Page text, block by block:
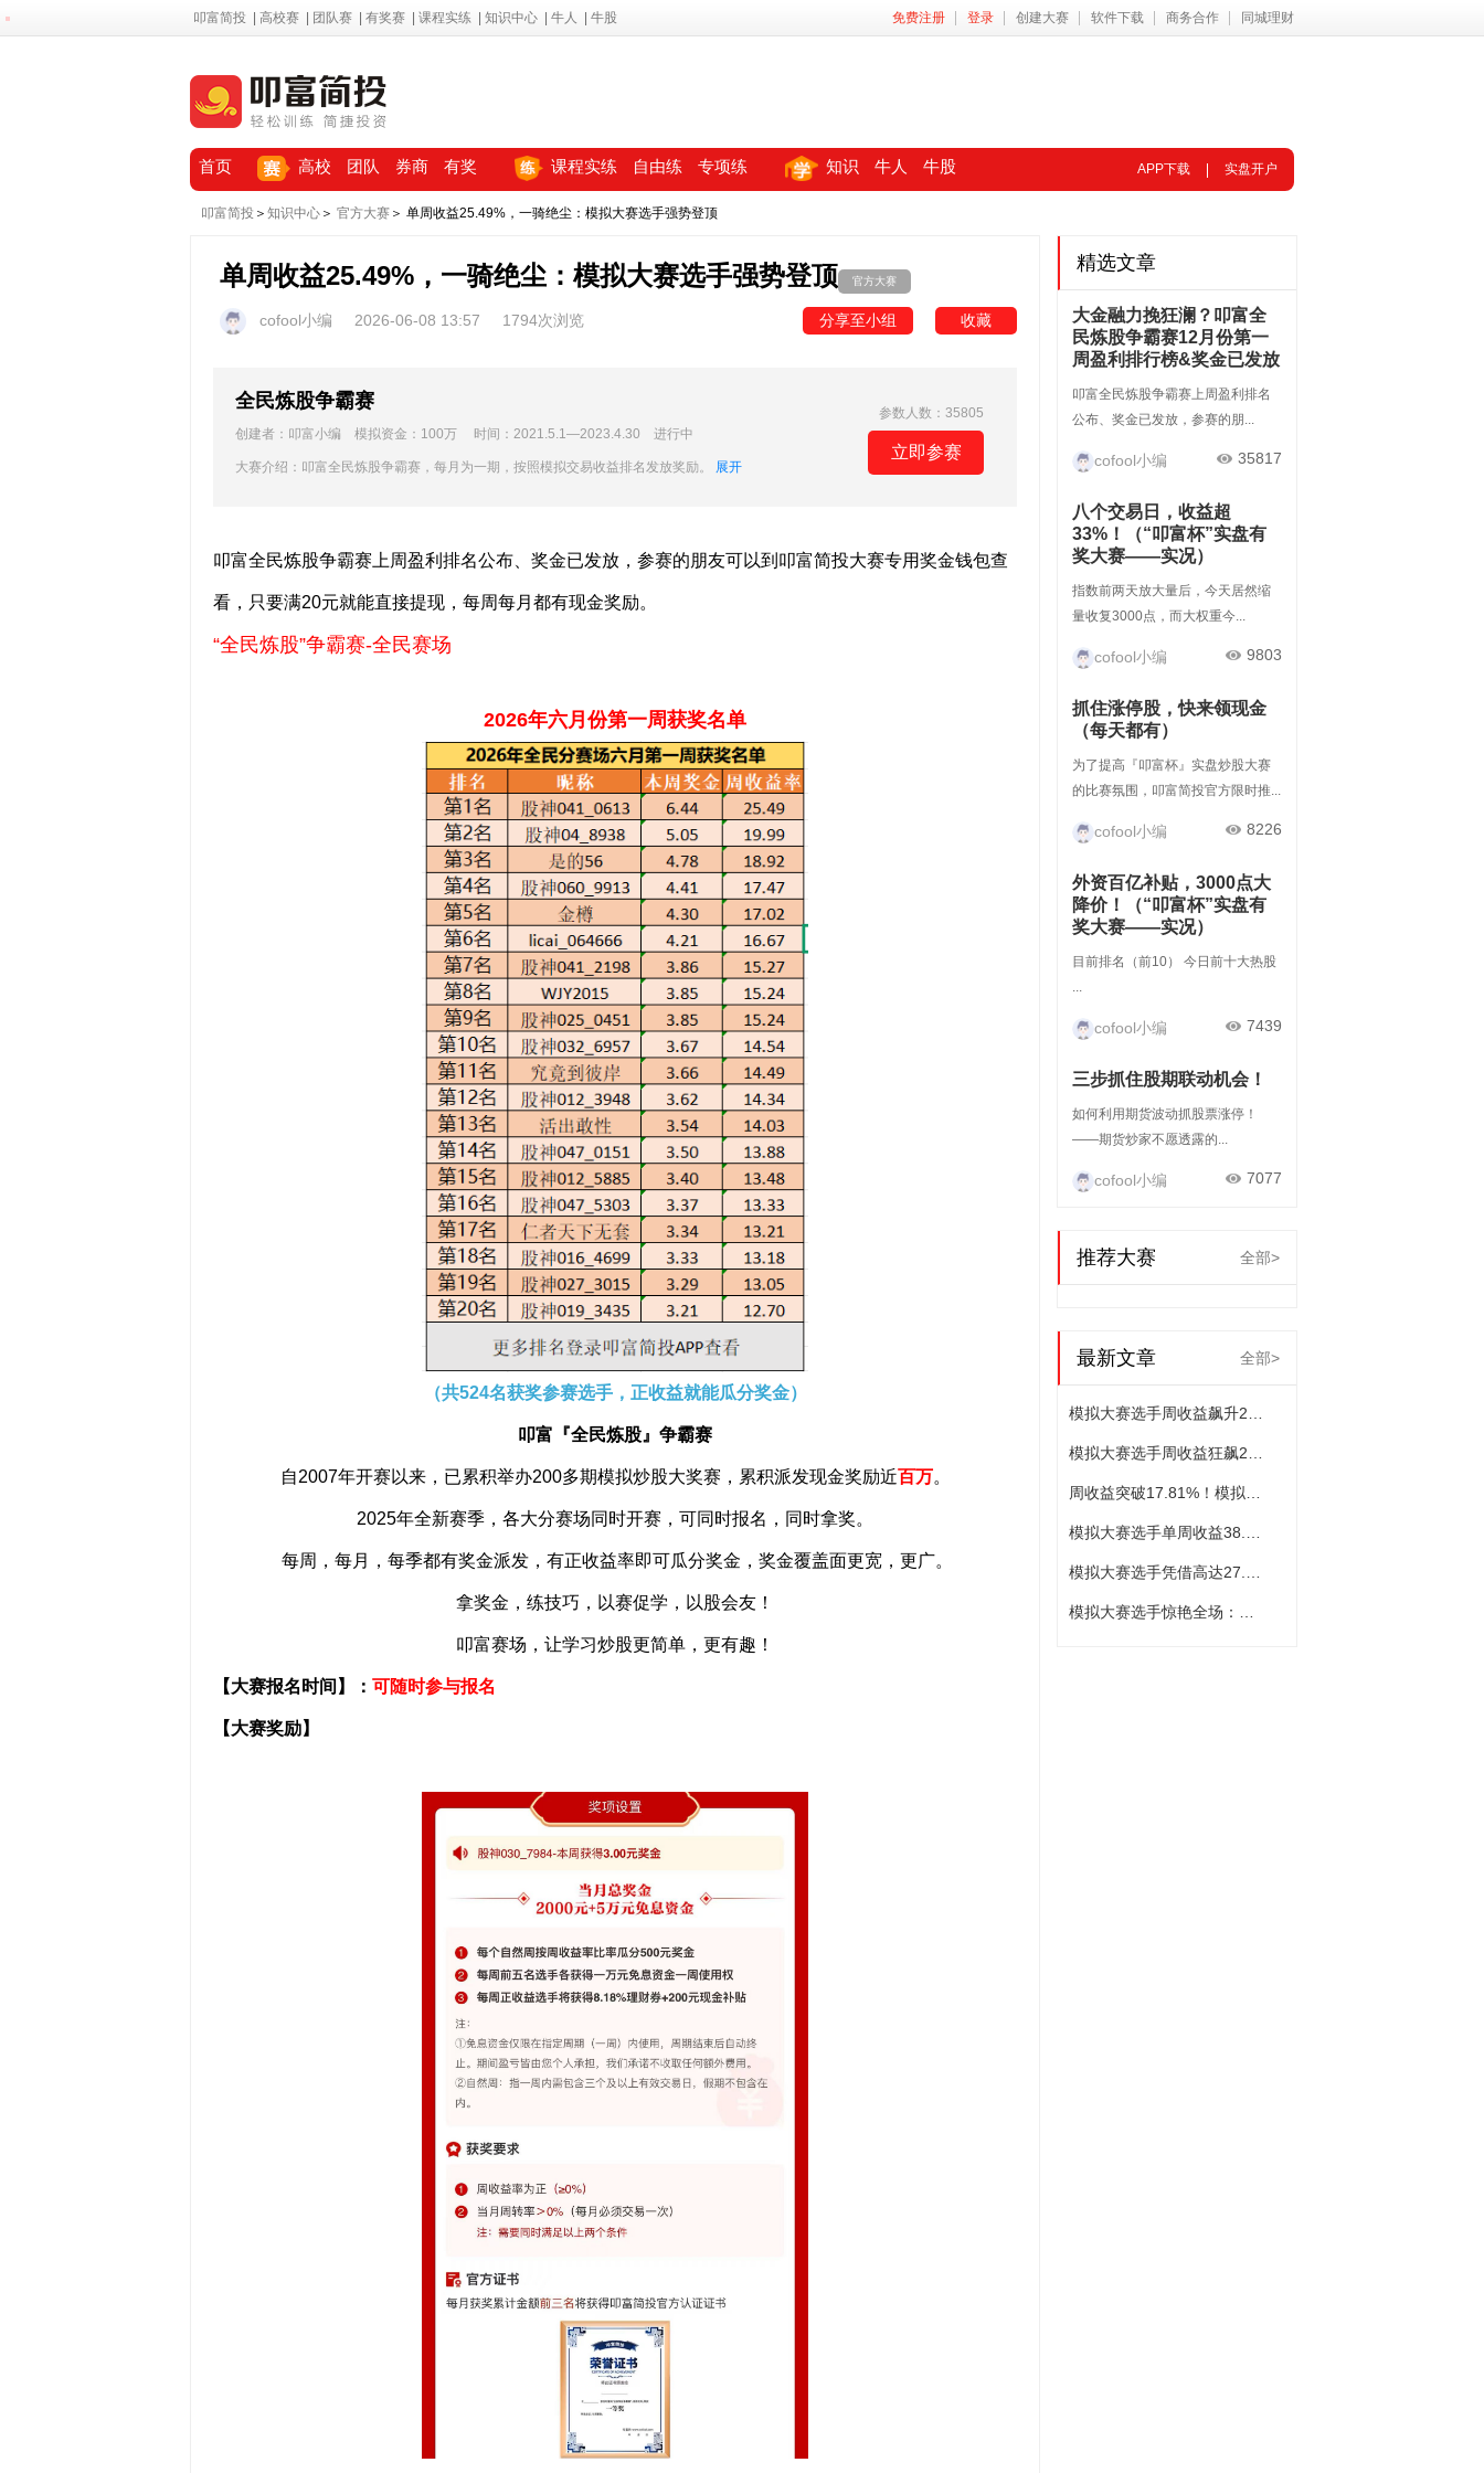
叩富简投 高校赛 团队赛 有奖赛 课程实练 知识中心 牛人 牛股 免费注册 登录 创建大赛 软件下载 商务合作 同城理财
首页 高校 团队 券商 有奖 课程实练 自由练 专项练 知识 牛人 牛股 APP下载 实盘开户
叩富简投 ＞ 知识中心 ＞ 官方大赛 ＞ 单周收益25.49%，一骑绝尘：模拟大赛选手强势登顶
单周收益25.49%，一骑绝尘：模拟大赛选手强势登顶 官方大赛
cofool小编 2026-06-08 13:57 1794次浏览 收藏
分享至小组
全民炼股争霸赛
创建者：叩富小编 模拟资金：100万 时间：2021.5.1—2023.4.30 进行中
大赛介绍：叩富全民炼股争霸赛，每月为一期，按照模拟交易收益排名发放奖励。 展开
参数人数：35805
立即参赛
叩富全民炼股争霸赛上周盈利排名公布、奖金已发放，参赛的朋友可以到叩富简投大赛专用奖金钱包查
看，只要满20元就能直接提现，每周每月都有现金奖励。
“全民炼股”争霸赛-全民赛场
2026年六月份第一周获奖名单
（共524名获奖参赛选手，正收益就能瓜分奖金）
叩富『全民炼股』争霸赛
自2007年开赛以来，已累积举办200多期模拟炒股大奖赛，累积派发现金奖励近百万。
2025年全新赛季，各大分赛场同时开赛，可同时报名，同时拿奖。
每周，每月，每季都有奖金派发，有正收益率即可瓜分奖金，奖金覆盖面更宽，更广。
拿奖金，练技巧，以赛促学，以股会友！
叩富赛场，让学习炒股更简单，更有趣！
【大赛报名时间】： 可随时参与报名
【大赛奖励】
精选文章
大金融力挽狂澜？叩富全
民炼股争霸赛12月份第一
周盈利排行榜&奖金已发放
叩富全民炼股争霸赛上周盈利排名
公布、奖金已发放，参赛的朋...
cofool小编 35817
八个交易日，收益超
33%！（“叩富杯”实盘有
奖大赛——实况）
指数前两天放大量后，今天居然缩
量收复3000点，而大权重今...
cofool小编 9803
抓住涨停股，快来领现金
（每天都有）
为了提高『叩富杯』实盘炒股大赛
的比赛氛围，叩富简投官方限时推...
cofool小编 8226
外资百亿补贴，3000点大
降价！（“叩富杯”实盘有
奖大赛——实况）
目前排名（前10） 今日前十大热股
...
cofool小编 7439
三步抓住股期联动机会！
如何利用期货波动抓股票涨停！
——期货炒家不愿透露的...
cofool小编 7077
推荐大赛 全部>
最新文章 全部>